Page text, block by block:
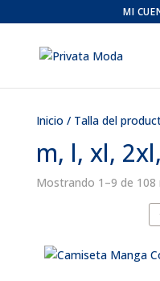
MI
Inicio / Talla del
m, l, xl,
Mostrando 1–9 de 108